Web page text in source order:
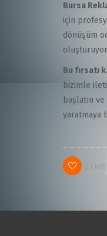
Bursa
için
dönüşüm
Bu fırsatı
bizimle
başlatın
yaratmaya
LIKE